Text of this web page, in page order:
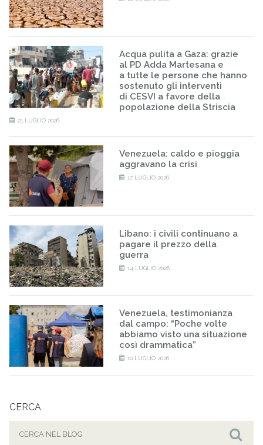
Acqua pulita a Gaza: grazie
al PD Adda Martesana e
a tutte le persone che hanno
sostenuto gli interventi
di CESVI a favore della
popolazione della Striscia
21 LUGLIO 2026
Venezuela: caldo e pioggia
aggravano la crisi
17 LUGLIO 2026
Libano: i civili continuano a
pagare il prezzo della
guerra
14 LUGLIO 2026
Venezuela, testimonianza
dal campo: “Poche volte
abbiamo visto una situazione
così drammatica”
10 LUGLIO 2026
CERCA